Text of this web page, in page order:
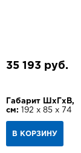
35 193 руб.
Габарит ШхГхВ,
см: 192 х 85 х 74
В КОРЗИНУ